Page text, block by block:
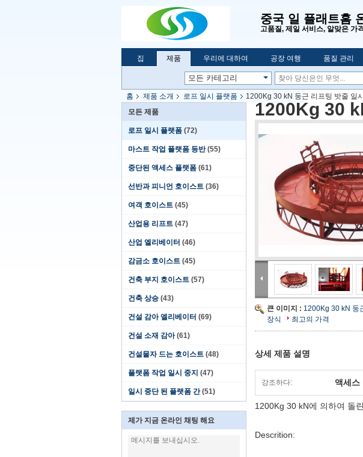
중국 일 플래트홈
고품질, 제일 서비스, 알맞은 가
집 제품 우리에 대하여 공장 여행 품질 관리
홈 제품 소개 로프 일시 플랫폼
1200Kg 30 kN 둥근 리프팅 밧줄 일
모든 제품
로프 일시 플랫폼 (72)
마스트 작업 플랫폼 등반 (55)
중단된 액세스 플랫폼 (61)
선반과 피니언 호이스트 (36)
여객 호이스트 (45)
산업용 리프트 (47)
산업 엘리베이터 (46)
감금소 호이스트 (45)
건축 부지 호이스트 (57)
건축 상승 (43)
건설 감아 엘리베이터 (69)
건설 소재 감아 (61)
건설물자 드는 호이스트 (48)
플랫폼 작업 일시 중지 (47)
일시 중단 된 플랫폼 간 (51)
제가 지금 온라인 채팅 해요
1200Kg 30
큰 이미지 : 1200Kg 30 kN 둥
장식
최고의 가격
상세 제품 설명
강조하다: 액세스
1200Kg 30 kN에 의하여 돌
Descrition: